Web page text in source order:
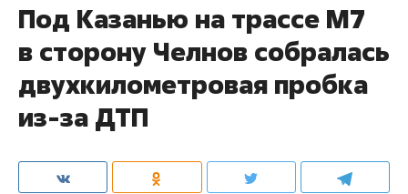
Под Казанью на трассе М7
в сторону Челнов собралась
двухкилометровая пробка
из-за ДТП